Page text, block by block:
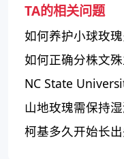
TA的相关问题
如何养护小球玫
如何正确分株文
NC State
Up
山地玫瑰需保持
柯基多久开始长出